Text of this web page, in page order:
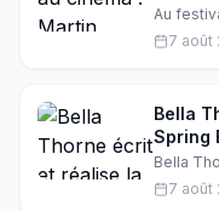
Au
Martin
7 août
Bella
Spring
Bella
suite de
scénario
7 août